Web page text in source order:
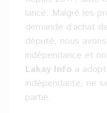
lancé. Malgré les
demande d’achat
député, nous
indépendance et
Lakay Info a
indépendante, ne
partie.